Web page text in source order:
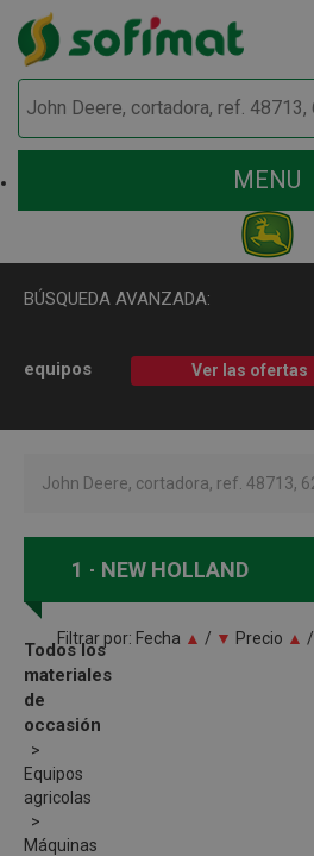
MENU
BÚSQUEDA AVANZADA:
equipos Ver las ofertas
Todos los
materiales
de
occasión
Equipos
agricolas
Máquinas
1 NEW HOLLAND
Filtrar por: Fecha ▲ / ▼ Precio ▲ /